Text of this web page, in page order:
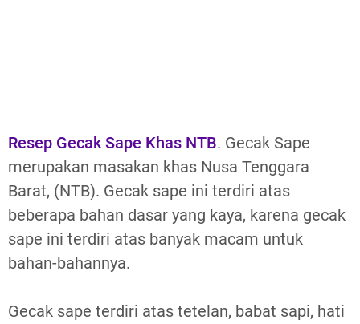
Resep Gecak Sape Khas NTB. Gecak Sape
merupakan masakan khas Nusa Tenggara
Barat, (NTB). Gecak sape ini terdiri atas
beberapa bahan dasar yang kaya, karena gecak
sape ini terdiri atas banyak macam untuk
bahan-bahannya.
Gecak sape terdiri atas tetelan, babat sapi, hati